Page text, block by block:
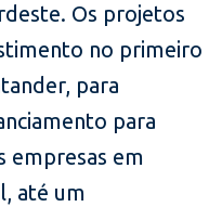
Os projetos
no primeiro
para
para
empresas em
até um